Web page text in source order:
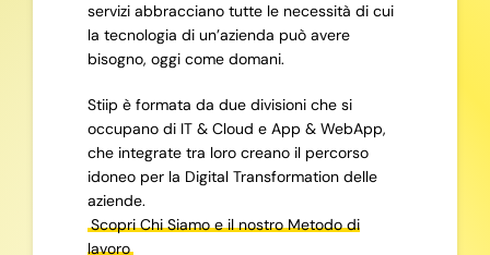
servizi abbracciano tutte le necessità di cui
la tecnologia di un’azienda può avere
bisogno, oggi come domani.
Stiip è formata da due divisioni che si
occupano di IT & Cloud e App & WebApp,
che integrate tra loro creano il percorso
idoneo per la Digital Transformation delle
aziende.
Scopri Chi Siamo e il nostro Metodo di
lavoro